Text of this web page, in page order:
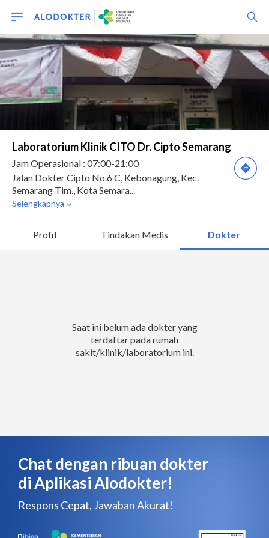
Profil Tindakan Medis Dokter
Saat ini belum ada dokter yang
terdaftar pada rumah
sakit/klinik/laboratorium ini.